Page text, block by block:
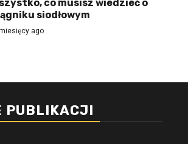
co musisz wiedzieć o
siodłowym
ago
PUBLIKACJI